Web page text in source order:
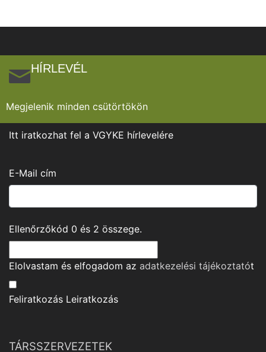
HÍRLEVÉL
Megjelenik minden csütörtökön
Itt iratkozhat fel a VGYKE hírlevelére
E-Mail cím
Ellenőrzőkód 0 és 2 összege.
Elolvastam és elfogadom az adatkezelési tájékoztatót
Feliratkozás Leiratkozás
TÁRSSZERVEZETEK